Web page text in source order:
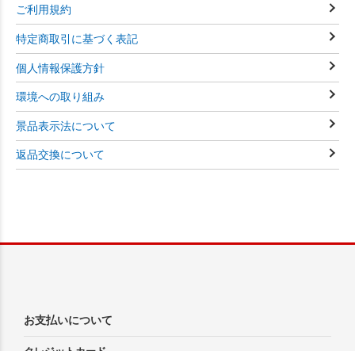
ご利用規約
特定商取引に基づく表記
個人情報保護方針
環境への取り組み
景品表示法について
返品交換について
お支払いについて